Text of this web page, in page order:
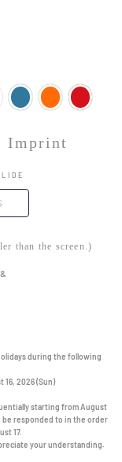
Imprint
than the screen.)
during the following
16, 2026 (Sun)
starting from August
be responded to in the order
17.
your understanding.